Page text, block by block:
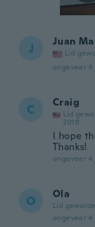
J Juan
Lid
ongeveer 4
C Craig
Lid
2019
I hope
Thanks!
ongeveer 4
O Ola
Lid
ongeveer 4